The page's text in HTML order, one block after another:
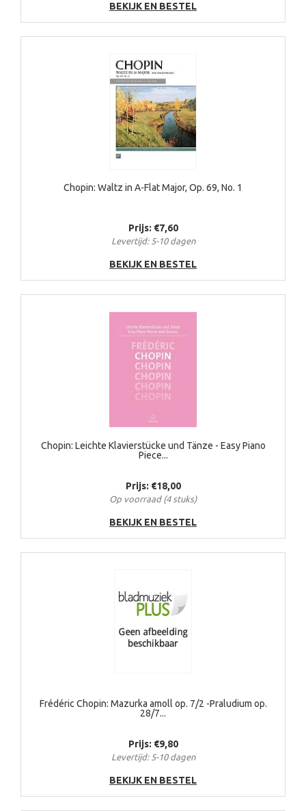
BEKIJK EN BESTEL
Chopin: Waltz in A-Flat Major, Op. 69, No. 1
Prijs: €7,60
Levertijd: 5-10 dagen
BEKIJK EN BESTEL
Chopin: Leichte Klavierstücke und Tänze - Easy Piano
Piece...
Prijs: €18,00
Op voorraad (4 stuks)
BEKIJK EN BESTEL
Frédéric Chopin: Mazurka amoll op. 7/2 -Praludium op.
28/7...
Prijs: €9,80
Levertijd: 5-10 dagen
BEKIJK EN BESTEL